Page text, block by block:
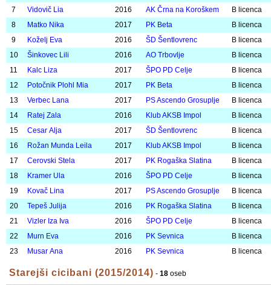
12
Vešnik Tian 2017 Klub AKSB Impol
B licenca
13
Dušak Žan 2016 PK Sevnica B licenca
Mlajše cicibanke (2017/2016)-23oseb
Št. Priimek in ime Letnik Klub
Vrsta
1
Obrez Zara 2016 ŠPO PD Celje
B licenca
2
Žibret Inja 2016 PK Sevnica
B licenca
3
Drnovšek Katarina 2016 AO Trbovlje
B licenca
4
Pekol Nika 2016 PS Ascendo Grosuplje
B licenca
5
Zagode Zala 2016 PK Sevnica
B licenca
6
Franjga Mila 2016 ŠD Šentlovrenc
B licenca
7
Vidovič Lia 2016 AK Črna na Koroškem
B licenca
8
Matko Nika 2017 PK Beta
B licenca
9
Koželj Eva 2016 ŠD Šentlovrenc
B licenca
10
Šinkovec Lili 2016 AO Trbovlje
B licenca
11
Kalc Liza 2017 ŠPO PD Celje
B licenca
12
Potočnik Plohl Mia 2017 PK Beta
B licenca
Ratej Zala Klub AKSB Impol